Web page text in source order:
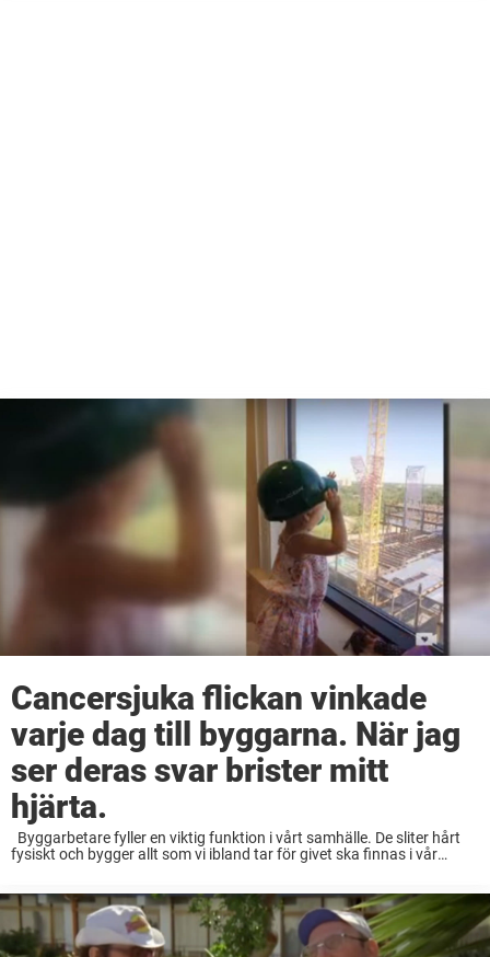
Cancersjuka flickan vinkade
varje dag till byggarna. När jag
ser deras svar brister mitt
hjärta.
Byggarbetare fyller en viktig funktion i vårt samhälle. De sliter hårt
fysiskt och bygger allt som vi ibland tar för givet ska finnas i vår